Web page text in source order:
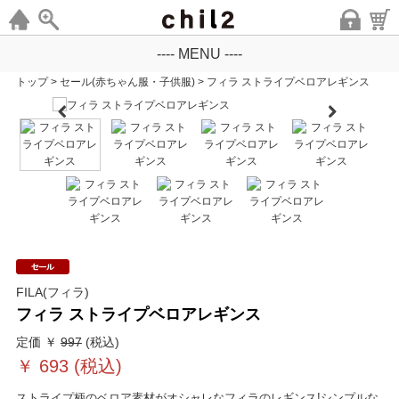
---- MENU ----
トップ > セール(赤ちゃん服・子供服) > フィラ ストライプベロアレギンス
FILA(フィラ)
フィラ ストライプベロアレギンス
定価 ￥ 997(税込)
￥ 693(税込)